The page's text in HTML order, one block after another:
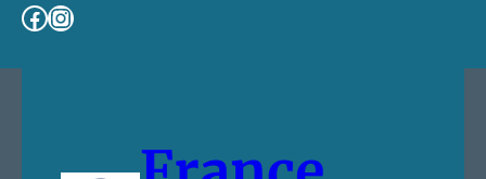
Facebook
Instagram